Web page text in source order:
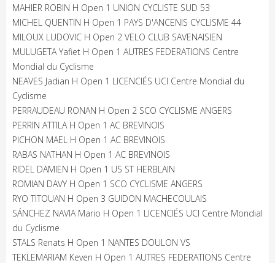
MAHIER ROBIN H Open 1 UNION CYCLISTE SUD 53
MICHEL QUENTIN H Open 1 PAYS D'ANCENIS CYCLISME 44
MILOUX LUDOVIC H Open 2 VELO CLUB SAVENAISIEN
MULUGETA Yafiet H Open 1 AUTRES FEDERATIONS Centre
Mondial du Cyclisme
NEAVES Jadian H Open 1 LICENCIÉS UCI Centre Mondial du
Cyclisme
PERRAUDEAU RONAN H Open 2 SCO CYCLISME ANGERS
PERRIN ATTILA H Open 1 AC BREVINOIS
PICHON MAEL H Open 1 AC BREVINOIS
RABAS NATHAN H Open 1 AC BREVINOIS
RIDEL DAMIEN H Open 1 US ST HERBLAIN
ROMIAN DAVY H Open 1 SCO CYCLISME ANGERS
RYO TITOUAN H Open 3 GUIDON MACHECOULAIS
SÁNCHEZ NAVIA Mario H Open 1 LICENCIÉS UCI Centre Mondial
du Cyclisme
STALS Renats H Open 1 NANTES DOULON VS
TEKLEMARIAM Keven H Open 1 AUTRES FEDERATIONS Centre